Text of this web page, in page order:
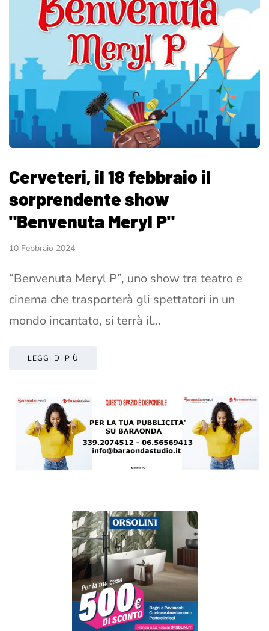
Cerveteri, il 18 febbraio il
sorprendente show
"Benvenuta Meryl P"
10 Febbraio 2024
“Benvenuta Meryl P”, uno show tra teatro e
cinema che trasporterà gli spettatori in un
mondo incantato, si terrà il…
LEGGI DI PIÙ